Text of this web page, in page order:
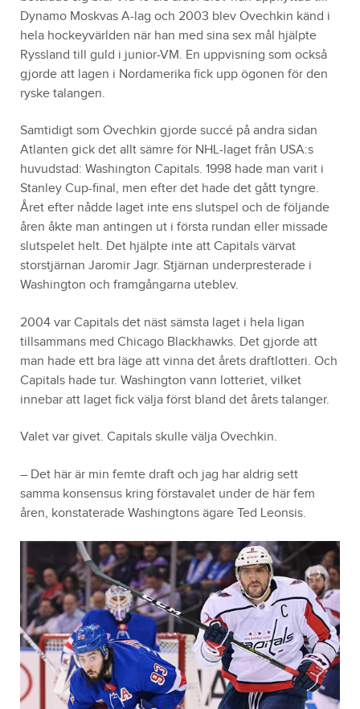
Dynamo Moskvas A-lag och 2003 blev Ovechkin känd i
hela hockeyvärlden när han med sina sex mål hjälpte
Ryssland till guld i junior-VM. En uppvisning som också
gjorde att lagen i Nordamerika fick upp ögonen för den
ryske talangen.
Samtidigt som Ovechkin gjorde succé på andra sidan
Atlanten gick det allt sämre för NHL-laget från USA:s
huvudstad: Washington Capitals. 1998 hade man varit i
Stanley Cup-final, men efter det hade det gått tyngre.
Året efter nådde laget inte ens slutspel och de följande
åren åkte man antingen ut i första rundan eller missade
slutspelet helt. Det hjälpte inte att Capitals värvat
storstjärnan Jaromir Jagr. Stjärnan underpresterade i
Washington och framgångarna uteblev.
2004 var Capitals det näst sämsta laget i hela ligan
tillsammans med Chicago Blackhawks. Det gjorde att
man hade ett bra läge att vinna det årets draftlotteri. Och
Capitals hade tur. Washington vann lotteriet, vilket
innebar att laget fick välja först bland det årets talanger.
Valet var givet. Capitals skulle välja Ovechkin.
– Det här är min femte draft och jag har aldrig sett
samma konsensus kring förstavalet under de här fem
åren, konstaterade Washingtons ägare Ted Leonsis.